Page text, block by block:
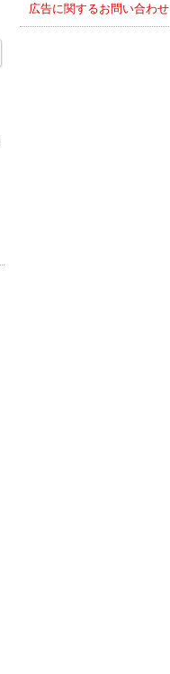
広告に関するお問い合わせ